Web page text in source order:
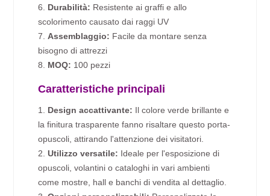
6. Durabilità: Resistente ai graffi e allo
scolorimento causato dai raggi UV
7. Assemblaggio: Facile da montare senza
bisogno di attrezzi
8. MOQ: 100 pezzi
Caratteristiche principali
1. Design accattivante: Il colore verde brillante e
la finitura trasparente fanno risaltare questo porta-
opuscoli, attirando l'attenzione dei visitatori.
2.Utilizzo versatile: Ideale per l'esposizione di
opuscoli, volantini o cataloghi in vari ambienti
come mostre, hall e banchi di vendita al dettaglio.